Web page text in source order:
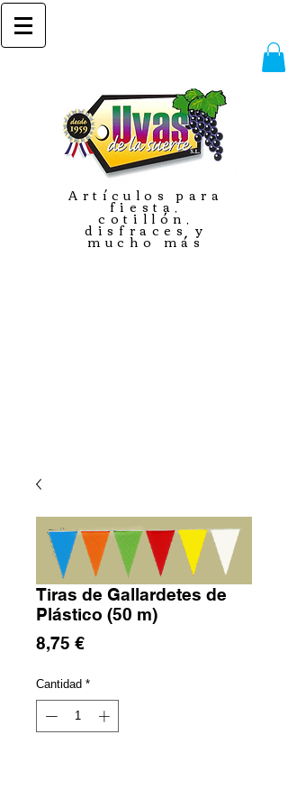
Artículos para
fiesta,
cotillón,
disfraces y
mucho más
Tiras de Gallardetes de
Plástico (50 m)
8,75 €Precio
Cantidad *